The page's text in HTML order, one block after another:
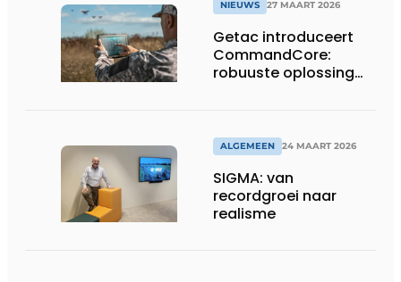
NIEUWS 27 MAART 2026
Getac introduceert
CommandCore:
robuuste oplossing
ALGEMEEN 24 MAART 2026
SIGMA: van
recordgroei naar
realisme